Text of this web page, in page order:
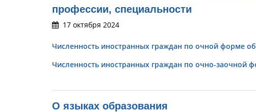
профессии, специальности
17 октября 2024
Численность иностранных граждан по очной форме
Численность иностранных граждан по очно-заочной
О языках образования